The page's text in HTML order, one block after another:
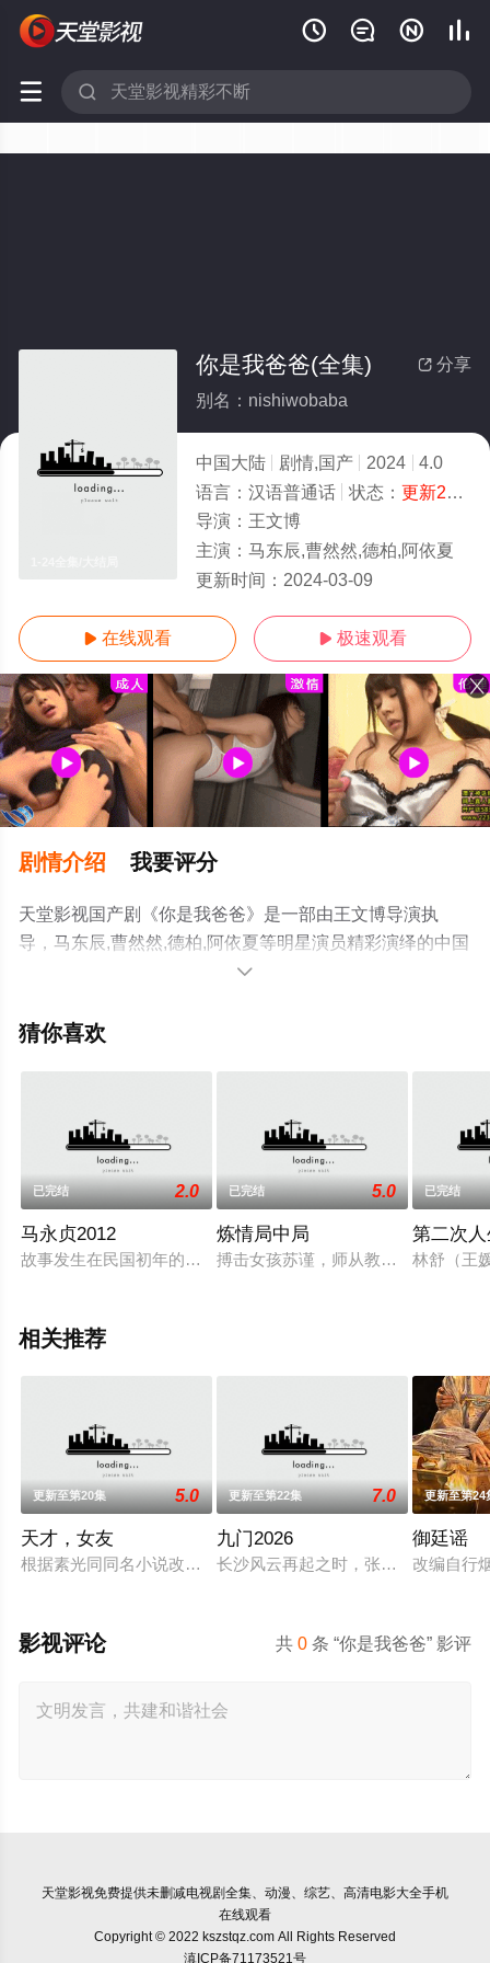
   
 
 分享
你是我爸爸(全集)
别名：nishiwobaba
中国大陆 剧情,国产 2024
4.0
语言： 汉语普通话 状态： 更新24 - 免
导演： 王文博
主演： 马东辰,曹然然,德柏,阿依夏
更新时间： 2024-03-09
 在线观看  极速观看
剧情介绍 我要评分
天堂影视国产剧《你是我爸爸》是一部由王文博导演执
导，马东辰,曹然然,德柏,阿依夏等明星演员精彩演绎的中国
大陆电视剧，大结局剧情已揭晓（1-24全集），手机免费
相关信息可移步至豆瓣电视剧、电视猫或剧情网等平台了

猜你喜欢
已完结 2.0
马永贞2012
故事发生在民国初年的上海，当时的上海官商勾结，帮会之间
已完结 5.0
炼情局中局
搏击女孩苏谨，师从教练陆虎。这天
已完结
第二次
林舒（王
相关推荐
更新至第20集 5.0
天才，女友
根据素光同同名小说改编。江逾白长大以后，林知夏忽然对他
更新至第22集 7.0
九门2026
长沙风云再起之时，张启山（陈伟霆
更新至第24
御廷谣
改编自行
共0 条 “你是我爸爸” 影评
影视评论
天堂影视免费提供未删减电视剧全集、动漫、综艺、高清电影大全手机
在线观看
Copyright © 2022 kszstqz.com All Rights Reserved
滇ICP备71173521号